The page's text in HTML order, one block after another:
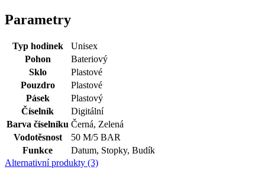
Parametry
Typ hodinek
Unisex
Pohon
Bateriový
Sklo
Plastové
Pouzdro
Plastové
Pásek
Plastový
Číselník
Digitální
Barva číselníku Černá, Zelená
Vodotěsnost
50 M/5 BAR
Funkce
Datum, Stopky, Budík
Alternativní produkty (3)